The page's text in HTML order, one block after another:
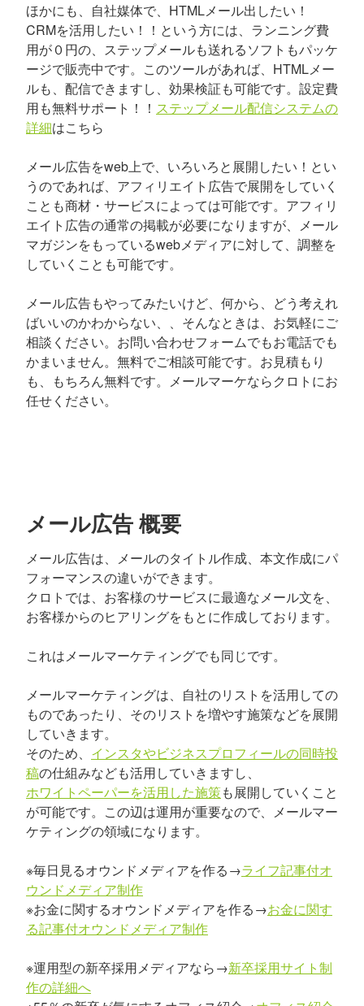
ほかにも、自社媒体で、HTMLメール出したい！
CRMを活用したい！！という方には、ランニング費
用が０円の、ステップメールも送れるソフトもパッケ
ージで販売中です。このツールがあれば、HTMLメー
ルも、配信できますし、効果検証も可能です。設定費
用も無料サポート！！ ステップメール配信システムの
詳細はこちら
メール広告をweb上で、いろいろと展開したい！とい
うのであれば、アフィリエイト広告で展開をしていく
ことも商材・サービスによっては可能です。アフィリ
エイト広告の通常の掲載が必要になりますが、メール
マガジンをもっているwebメディアに対して、調整を
していくことも可能です。
メール広告もやってみたいけど、何から、どう考えれ
ばいいのかわからない、、そんなときは、お気軽にご
相談ください。お問い合わせフォームでもお電話でも
かまいません。無料でご相談可能です。お見積もり
も、もちろん無料です。メールマーケならクロトにお
任せください。
メール広告 概要
メール広告は、メールのタイトル作成、本文作成にパ
フォーマンスの違いができます。
クロトでは、お客様のサービスに最適なメール文を、
お客様からのヒアリングをもとに作成しております。
これはメールマーケティングでも同じです。
メールマーケティングは、自社のリストを活用しての
ものであったり、そのリストを増やす施策などを展開
していきます。
そのため、 インスタやビジネスプロフィールの同時投
稿の仕組みなども活用していきますし、
ホワイトペーパーを活用した施策も展開していくこと
が可能です。この辺は運用が重要なので、メールマー
ケティングの領域になります。
※毎日見るオウンドメディアを作る→ライフ記事付オ
ウンドメディア制作
※お金に関するオウンドメディアを作る→お金に関す
る記事付オウンドメディア制作
※運用型の新卒採用メディアなら→新卒採用サイト制
作の詳細へ